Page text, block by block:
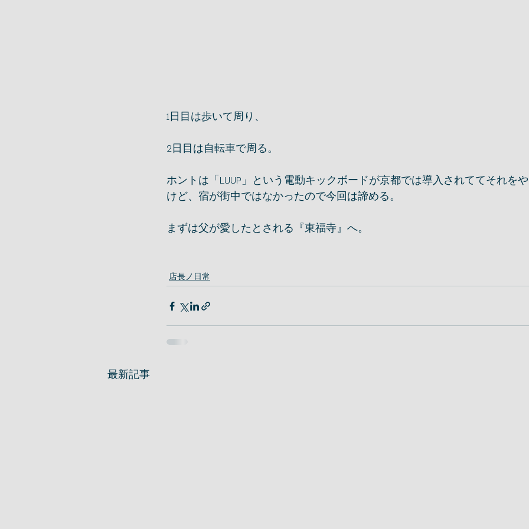
1日目は歩いて周り、
2日目は自転車で周る。
ホントは「LUUP」という電動キックボードが京都では導入されててそれを
けど、宿が街中ではなかったので今回は諦める。
まずは父が愛したとされる『東福寺』へ。
店長ノ日常
最新記事